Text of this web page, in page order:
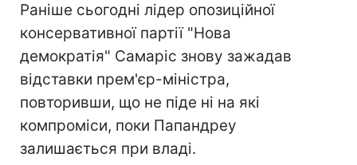
Раніше сьогодні лідер опозиційної
консервативної партії "Нова
демократія" Самаріс знову зажадав
відставки прем'єр-міністра,
повторивши, що не піде ні на які
компроміси, поки Папандреу
залишається при владі.